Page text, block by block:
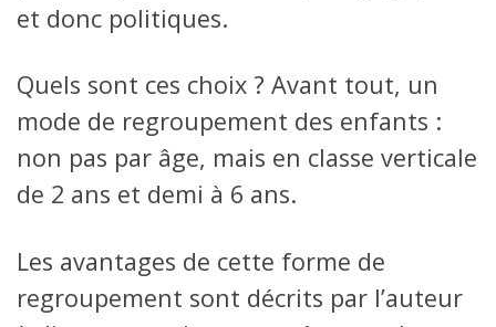
et donc politiques.
Quels sont ces choix ? Avant tout, un
mode de regroupement des enfants :
non pas par âge, mais en classe verticale
de 2 ans et demi à 6 ans.
Les avantages de cette forme de
regroupement sont décrits par l’auteur